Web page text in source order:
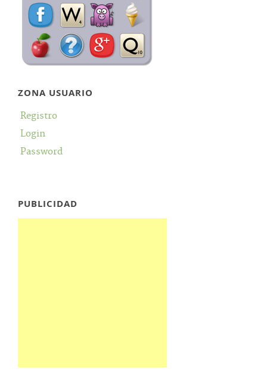
ZONA USUARIO
Registro
Login
Password
PUBLICIDAD